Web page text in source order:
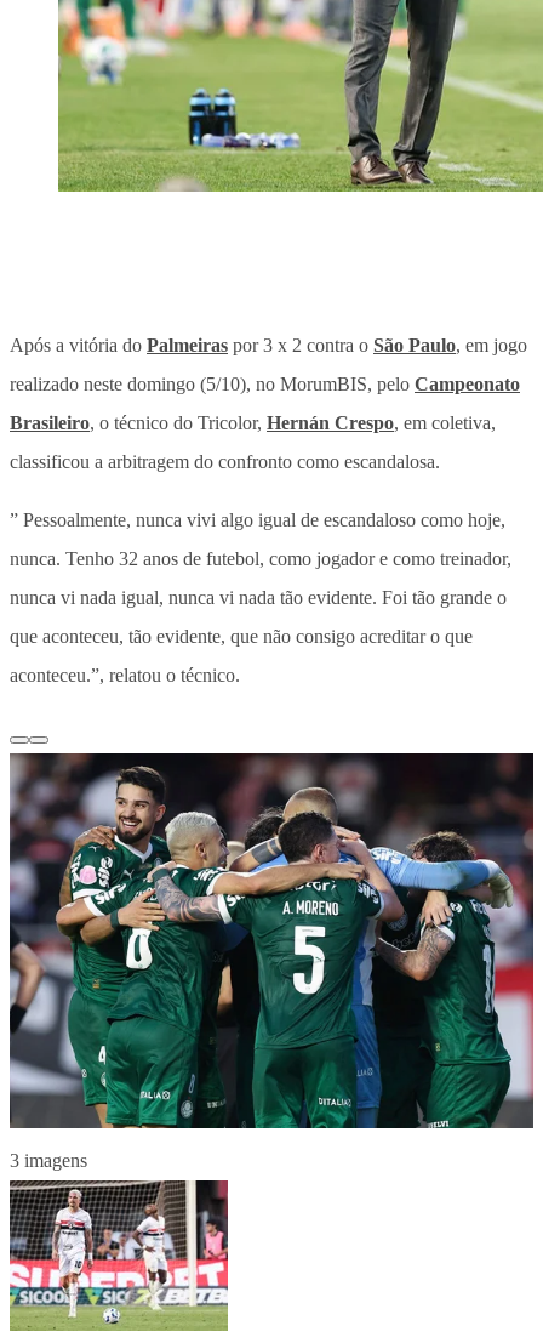
Após a vitória do Palmeiras por 3 x 2 contra o São Paulo, em jogo
realizado neste domingo (5/10), no MorumBIS, pelo Campeonato
Brasileiro, o técnico do Tricolor, Hernán Crespo, em coletiva,
classificou a arbitragem do confronto como escandalosa.
” Pessoalmente, nunca vivi algo igual de escandaloso como hoje,
nunca. Tenho 32 anos de futebol, como jogador e como treinador,
nunca vi nada igual, nunca vi nada tão evidente. Foi tão grande o
que aconteceu, tão evidente, que não consigo acreditar o que
aconteceu.”, relatou o técnico.
3 imagens